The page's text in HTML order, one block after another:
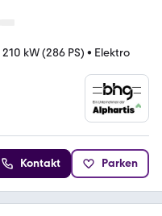
210 kW (286 PS) • Elektro
Kontakt Parken